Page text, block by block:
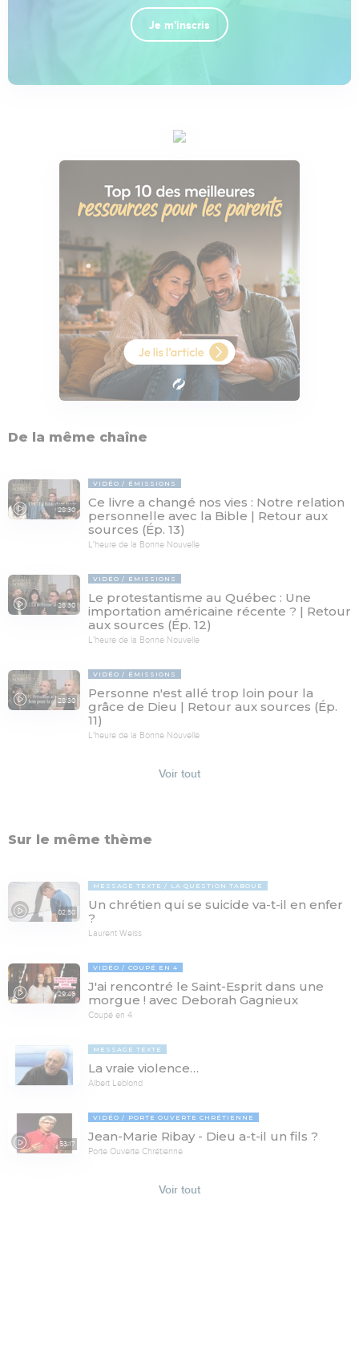
Je m'inscris
De la même chaîne
28:30
VIDÉO ÉMISSIONS
Ce livre a changé nos vies : Notre relation
personnelle avec la Bible | Retour aux
sources (Ép. 13)
L'heure de la Bonne Nouvelle
28:30
VIDÉO ÉMISSIONS
Le protestantisme au Québec : Une
importation américaine récente ? | Retour
aux sources (Ép. 12)
L'heure de la Bonne Nouvelle
28:30
VIDÉO ÉMISSIONS
Personne n'est allé trop loin pour la
grâce de Dieu | Retour aux sources (Ép.
11)
L'heure de la Bonne Nouvelle
Voir tout
Sur le même thème
02:50
MESSAGE TEXTE LA QUESTION TABOUE
Un chrétien qui se suicide va-t-il en enfer
?
Laurent Weiss
29:46
VIDÉO COUPÉ EN 4
J'ai rencontré le Saint-Esprit dans une
morgue ! avec Deborah Gagnieux
Coupé en 4
MESSAGE TEXTE
La vraie violence…
Albert Leblond
53:17
VIDÉO PORTE OUVERTE CHRÉTIENNE
Jean-Marie Ribay - Dieu a-t-il un fils ?
Porte Ouverte Chrétienne
Voir tout